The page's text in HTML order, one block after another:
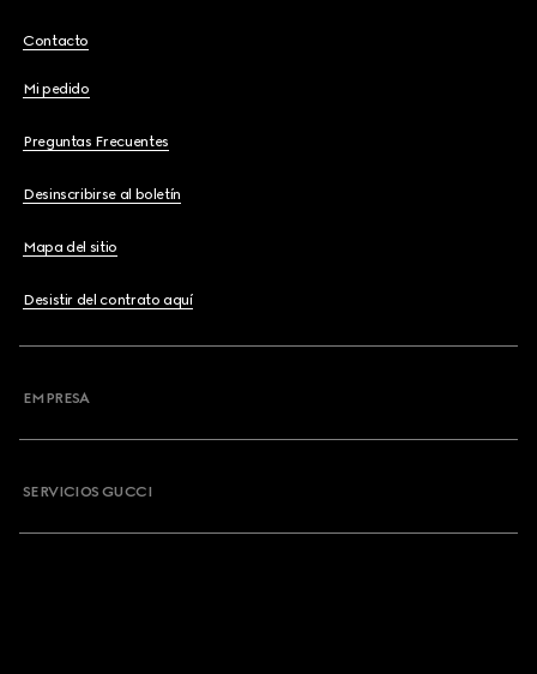
Contacto
Mi pedido
Preguntas Frecuentes
Desinscribirse al boletín
Mapa del sitio
Desistir del contrato aquí
EMPRESA
SERVICIOS GUCCI